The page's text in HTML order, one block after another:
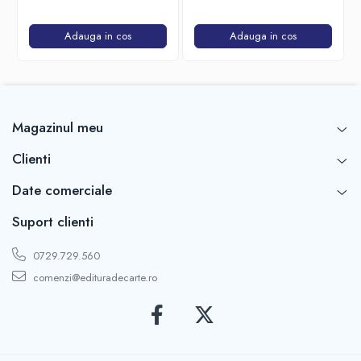
Adauga in cos Adauga in cos
Magazinul meu
Clienti
Date comerciale
Suport clienti
0729.729.560
comenzi@edituradecarte.ro